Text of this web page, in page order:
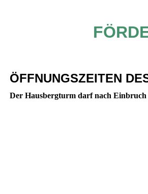
ÖFFNUNGSZEITEN
Der Hausbergturm darf nach